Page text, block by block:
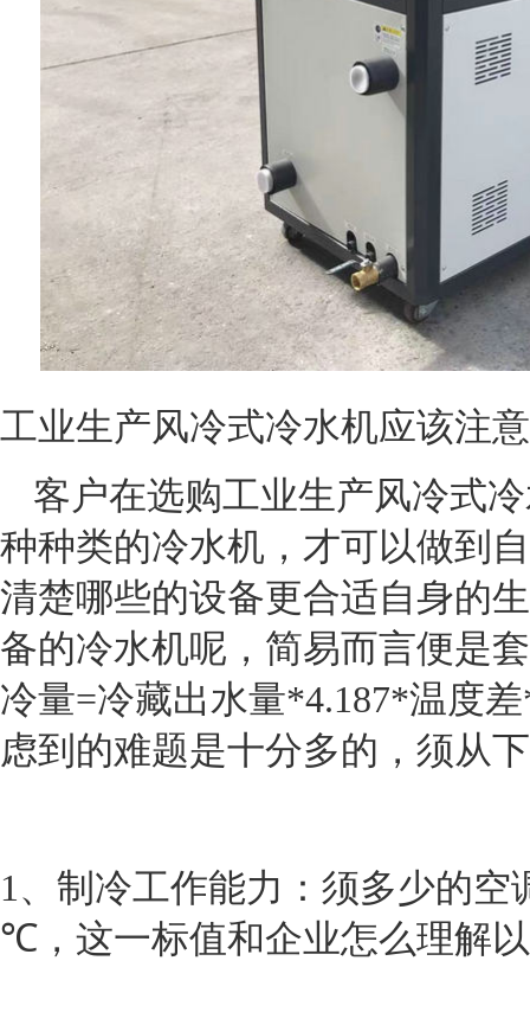
工业生产风冷式冷水机应该注
客户在选购工业生产风冷式
种种类的冷水机，才可以做到
清楚哪些的设备更合适自身的
备的冷水机呢，简易而言便是
冷量=冷藏出水量*4.187*温度差
虑到的难题是十分多的，须从
1 、制冷工作能力：须多少的
℃，这一标值和企业怎么理解